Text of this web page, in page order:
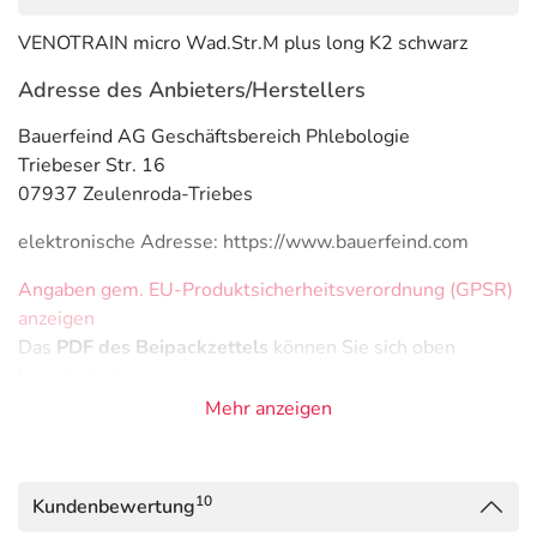
VENOTRAIN micro Wad.Str.M plus long K2 schwarz
Adresse des Anbieters/Herstellers
Bauerfeind AG Geschäftsbereich Phlebologie
Triebeser Str. 16
07937 Zeulenroda-Triebes
elektronische Adresse: https://www.bauerfeind.com
Angaben gem. EU-Produktsicherheitsverordnung (GPSR)
anzeigen
Das PDF des Beipackzettels können Sie sich oben
Mehr anzeigen
Kundenbewertung10